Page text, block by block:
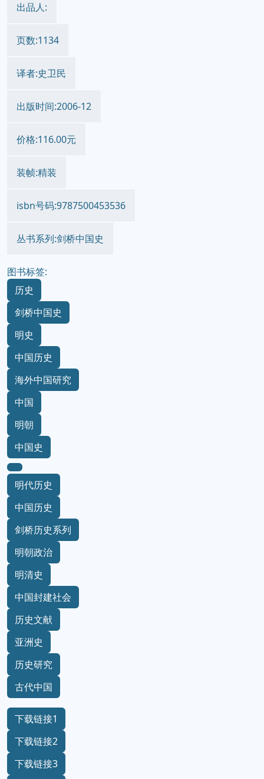
出品人:
页数:1134
译者:史卫民
出版时间:2006-12
价格:116.00元
装帧:精装
isbn号码:9787500453536
丛书系列:剑桥中国史
图书标签:
历史
剑桥中国史
明史
中国历史
海外中国研究
中国
明朝
中国史
明代历史
中国历史
剑桥历史系列
明朝政治
明清史
中国封建社会
历史文献
亚洲史
历史研究
古代中国
下载链接1
下载链接2
下载链接3